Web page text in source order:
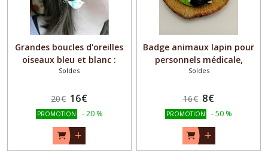
Grandes boucles d'oreilles
oiseaux bleu et blanc :
Bijoux romantique
Soldes
20€ 16€
PROMOTION -20 %
Badge animaux lapin pour
personnels médicale,
infirmière, auxiliaire de
Soldes
16€ 8€
PROMOTION -50 %